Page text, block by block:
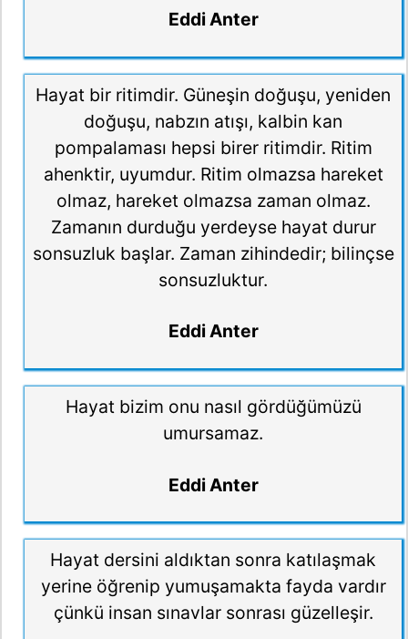
Eddi Anter
Hayat bir ritimdir. Güneşin doğuşu, yeniden
doğuşu, nabzın atışı, kalbin kan
pompalaması hepsi birer ritimdir. Ritim
ahenktir, uyumdur. Ritim olmazsa hareket
olmaz, hareket olmazsa zaman olmaz.
Zamanın durduğu yerdeyse hayat durur
sonsuzluk başlar. Zaman zihindedir; bilinçse
sonsuzluktur.
Eddi Anter
Hayat bizim onu nasıl gördüğümüzü
umursamaz.
Eddi Anter
Hayat dersini aldıktan sonra katılaşmak
yerine öğrenip yumuşamakta fayda vardır
çünkü insan sınavlar sonrası güzelleşir.